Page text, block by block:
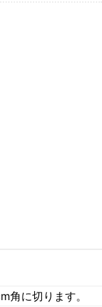
角に切ります。